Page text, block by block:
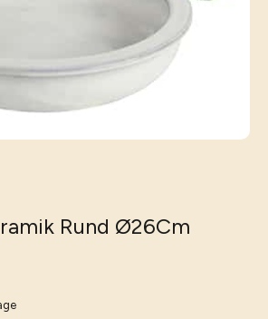
Rund Ø26Cm